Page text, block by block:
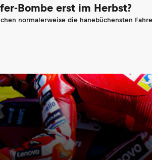
Bombe erst im Herbst?
normalerweise die hanebüchensten